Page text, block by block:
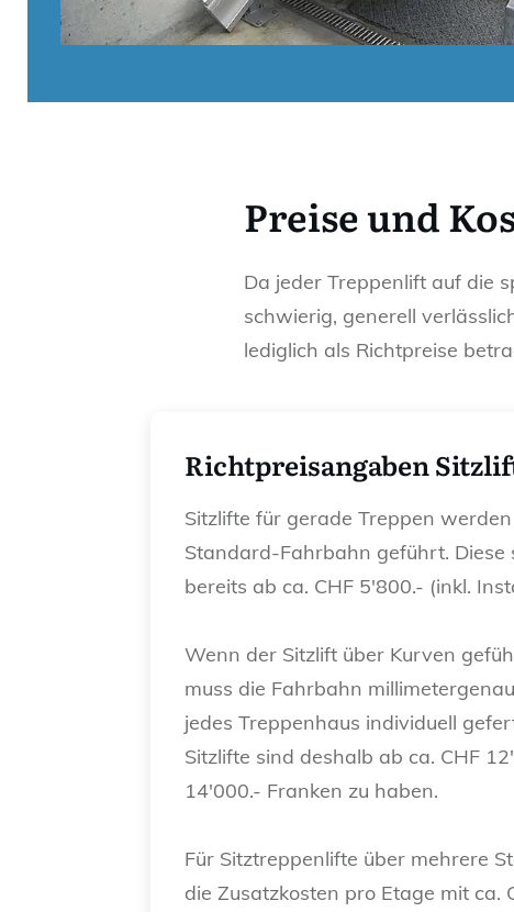
Preise und
Da jeder Treppenlift auf die
schwierig, generell
lediglich als Richtpreise
Richtpreisangaben
Sitzlifte für gerade Treppen
Standard-Fahrbahn geführt. Diese
bereits ab ca. CHF 5'800.- (inkl.
Wenn der Sitzlift über Kurven
muss die Fahrbahn
jedes Treppenhaus individuell
Sitzlifte sind deshalb ab ca. CHF
14'000.- Franken zu haben.
Für Sitztreppenlifte über mehrere
die Zusatzkosten pro Etage mit ca.